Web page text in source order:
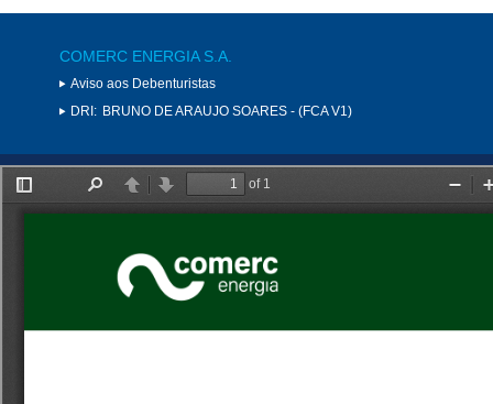
COMERC ENERGIA S.A.
Aviso aos Debenturistas
DRI: BRUNO DE ARAUJO SOARES - (FCA V1)